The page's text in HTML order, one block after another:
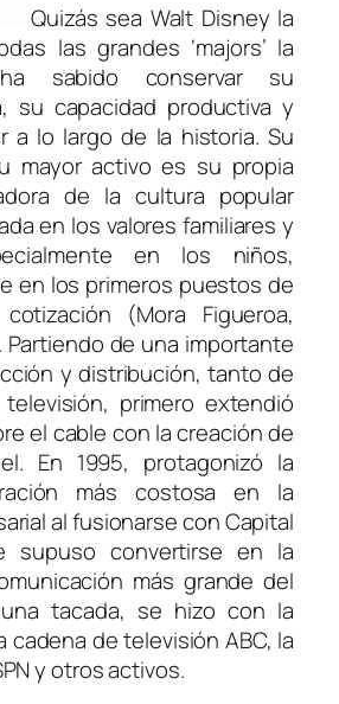
Quizás sea Walt Disney la
las grandes ‘majors’ la
sabido conservar su
su capacidad productiva y
a lo largo de la historia. Su
mayor activo es su propia
de la cultura popular
en los valores familiares y
en los niños,
en los primeros puestos de
(Mora Figueroa,
Partiendo de una importante
y distribución, tanto de
primero extendió
el cable con la creación de
En 1995, protagonizó la
más costosa en la
al fusionarse con Capital
supuso convertirse en la
más grande del
tacada, se hizo con la
cadena de televisión ABC, la
y otros activos.